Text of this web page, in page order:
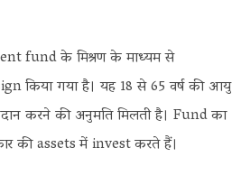
fund के मिश्रण के माध्यम से
किया गया है। यह 18 से 65 वर्ष की आयु
करने की अनुमति मिलती है। Fund का
की assets में invest करते हैं।